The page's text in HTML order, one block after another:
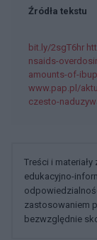
Źródła tekstu
bit.ly/2sgT6hr
nsaids-
amounts-of-
www.pap.pl/
czesto-
Treści i
edukacyjno-
zastosowaniem
bezwzględnie